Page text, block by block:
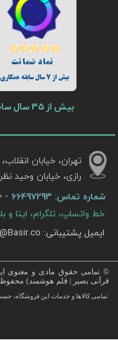
© تمامی حقوق مادی و معنوی
قرآنی بصیر | قلم هوشمند) محفوظ
تمامی كالاها و خدمات این فروشگاه،
، انواع قلم قرآنی ، انواع کتاب نفیس
بیش از 35 سال سابقه فعالیت در زمینه فرهنگی و قرآنی
بیش از 7 سال سابقه همکاری
تهران، خیابان
رازی، خیابان وحید
شماره تماس:
خط واتساپ، تلگرام، ایتا و بله:
ایمیل پشتیبانی: support@Basir.co